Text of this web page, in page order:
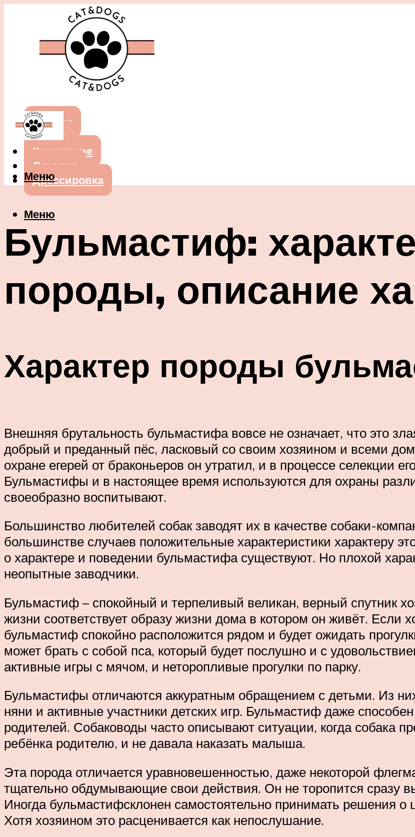
Собаки
Кошки
Кормление
Лечение
Дрессировка
Меню
Меню
Бульмастиф:
породы, описание
Характер породы
Внешняя брутальность бульмастифа вовсе не означает, что это
добрый и преданный пёс, ласковый со своим хозяином и всеми
охране егерей от браконьеров он утратил, и в процессе селекции
Бульмастифы и в настоящее время используются для охраны
своеобразно воспитывают.
Большинство любителей собак заводят их в качестве собаки-
большинстве случаев положительные характеристики характеру
о характере и поведении бульмастифа существуют. Но плохой
неопытные заводчики.
Бульмастиф – спокойный и терпеливый великан, верный спутник
жизни соответствует образу жизни дома в котором он живёт. Если
бульмастиф спокойно расположится рядом и будет ожидать
может брать с собой пса, который будет послушно и с
активные игры с мячом, и неторопливые прогулки по парку.
Бульмастифы отличаются аккуратным обращением с детьми. Из
няни и активные участники детских игр. Бульмастиф даже
родителей. Собаководы часто описывают ситуации, когда собака
ребёнка родителю, и не давала наказать малыша.
Эта порода отличается уравновешенностью, даже некоторой
тщательно обдумывающие свои действия. Он не торопится сразу
Иногда бульмастифсклонен самостоятельно принимать решения о
Хотя хозяином это расценивается как непослушание.